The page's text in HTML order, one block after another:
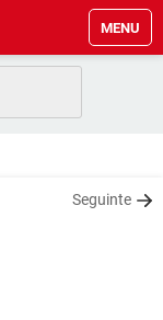
MENU
Seguinte